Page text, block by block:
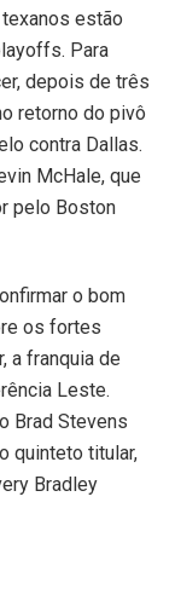
estão
Para
depois de três
retorno do pivô
contra Dallas.
McHale, que
pelo Boston
o bom
os fortes
a franquia de
Leste.
Brad Stevens
quinteto titular,
Bradley